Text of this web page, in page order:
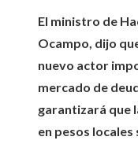
El ministro de
Ocampo, dijo
nuevo actor
mercado de
garantizará que
en pesos